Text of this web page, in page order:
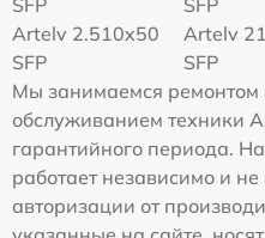
Artelv 2.510x50
SFP
Artelv
SFP
Мы занимаемся ремонтом
обслуживанием техники
гарантийного периода.
работает независимо и
авторизации от